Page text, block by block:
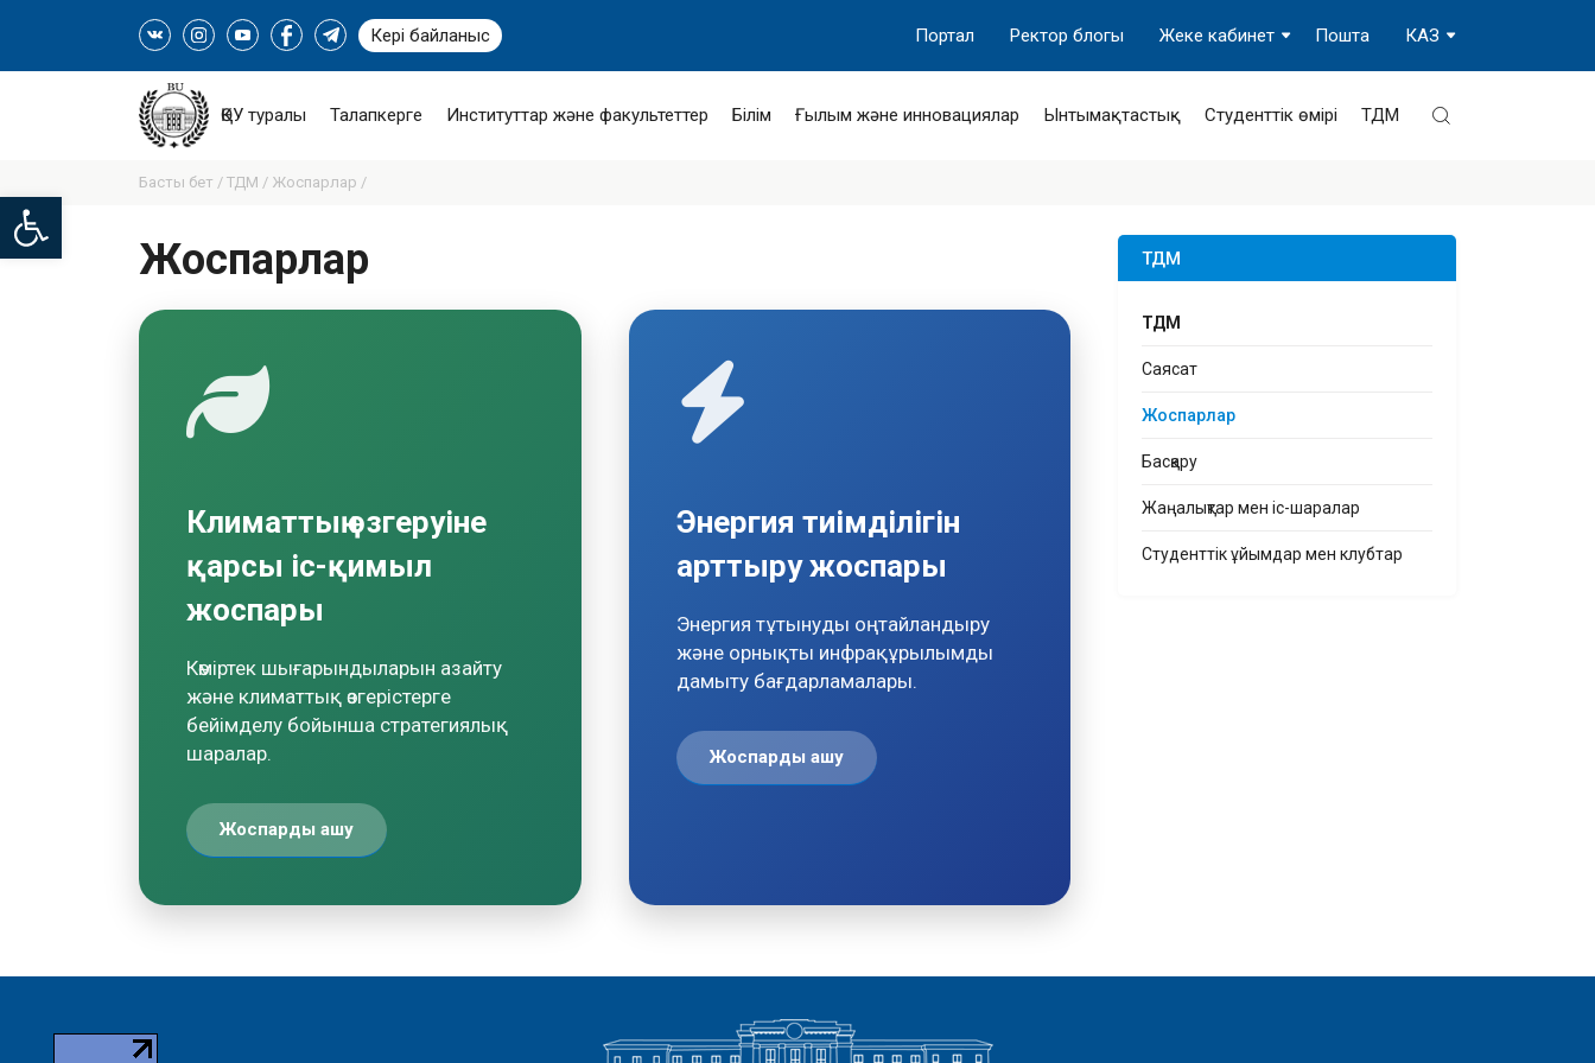
Open toolbar
Кері байланыс КАЗ
Пошта
Жеке кабинет
Ректор блогы
Портал
ҚӨУ туралы Талапкерге Институттар және факультеттер Білім Ғылым және инновациялар Ынтымақтастық Студенттік өмірі ТДМ
Басты бет / ТДМ / Жоспарлар /
Жоспарлар
Климаттың өзгеруіне
қарсы іс-қимыл
жоспары
Көміртек шығарындыларын азайту
және климаттық өзгерістерге
бейімделу бойынша стратегиялық
шаралар.
Жоспарды ашу
Энергия тиімділігін
арттыру жоспары
Энергия тұтынуды оңтайландыру
және орнықты инфрақұрылымды
дамыту бағдарламалары.
Жоспарды ашу
ТДМ
ТДМ
Саясат
Жоспарлар
Басқару
Жаңалықтар мен іс-шаралар
Студенттік ұйымдар мен клубтар